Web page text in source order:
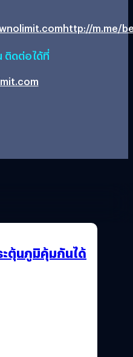
http://m.me/
ติดต่อได้ที่
ะตุ้นภูมิคุ้มกันได้